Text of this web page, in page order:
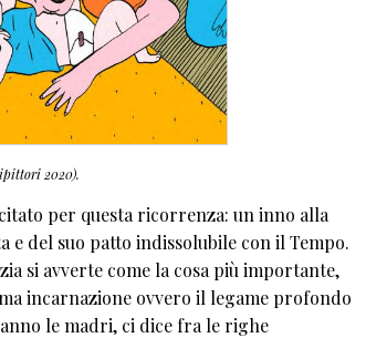
2020).
per questa ricorrenza: un inno alla
e del suo patto indissolubile con il Tempo.
si avverte come la cosa più importante,
incarnazione ovvero il legame profondo
le madri, ci dice fra le righe